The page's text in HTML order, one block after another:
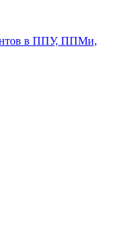
в ППУ, ППМи,